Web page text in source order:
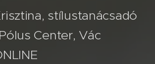
stílustanácsadó
Center, Vác